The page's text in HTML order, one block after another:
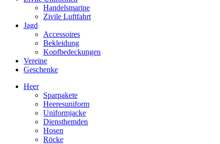
Handelsmarine
Zivile Luftfahrt
Jagd
Accessoires
Bekleidung
Kopfbedeckungen
Vereine
Geschenke
Heer
Sparpakete
Heeresuniform
Uniformjacke
Diensthemden
Hosen
Röcke